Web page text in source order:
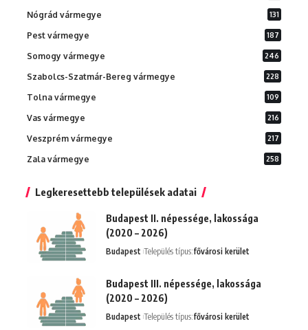
Nógrád vármegye 131
Pest vármegye 187
Somogy vármegye 246
Szabolcs-Szatmár-Bereg vármegye 228
Tolna vármegye 109
Vas vármegye 216
Veszprém vármegye 217
Zala vármegye 258
Legkeresettebb települések adatai
Budapest II. népessége, lakossága
(2020 – 2026)
Budapest Település típus:fővárosi kerület
Budapest III. népessége, lakossága
(2020 – 2026)
Budapest Település típus:fővárosi kerület